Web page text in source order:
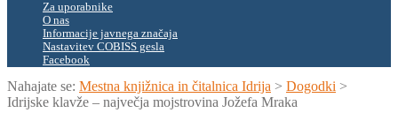
Za uporabnike
O nas
Informacije javnega značaja
Nastavitev COBISS gesla
Facebook
Nahajate se: Mestna knjižnica in čitalnica Idrija > Dogodki >
Idrijske klavže – največja mojstrovina Jožefa Mraka